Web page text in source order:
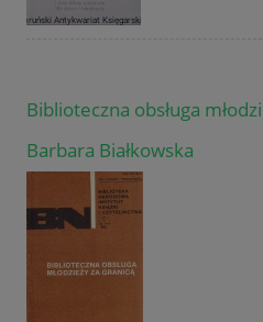
Biblioteczna obsługa
Barbara Białkowska